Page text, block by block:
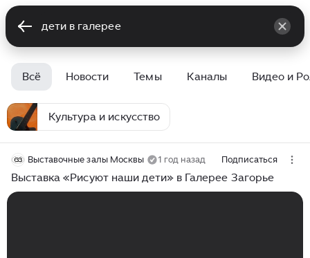
Всё Новости Темы Каналы Видео и
Культура и искусство
Выставочные залы Москвы 1 год назад Подписаться
Выставка «Рисуют наши дети» в Галерее Загорье